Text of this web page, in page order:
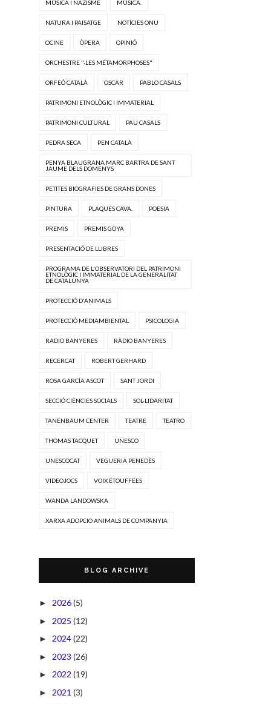
MÚSICA I NAZISME MÚSICA.
NATURA I PAISATGE NOTÍCIES ONU
OCINE ÒPERA OPINIÓ
ORCHESTRE "·LES MÉTAMORPHOSES"
ORFEÓ CATALÀ OSCAR PABLO CASALS
PATRIMONI ETNOLÒGIC I IMMATERIAL
PATRIMONI CULTURAL PAU CASALS
PEDRA SECA PEN CATALÀ
PENYA BLAUGRANA MARC BARTRA DE SANT
JAUME DELS DOMENYS
PETITES BIOGRAFIES DE GRANS DONES
PINTURA PLAQUES CAVA. POESIA
PREMIS PREMIS GOYA
PRESENTACIÓ DE LLIBRES
PROGRAMA DE L'OBSERVATORI DEL PATRIMONI
ETNOLÒGIC I IMMATERIAL DE LA GENERALITAT
DE CATALUNYA
PROTECCIÓ D'ANIMALS
PROTECCIÓ MEDIAMBIENTAL PSICOLOGIA
RADIO BANYERES RÀDIO BANYERES
RECERCAT ROBERT GERHARD
ROSA GARCÍA ASCOT SANT JORDI
SECCIÓ CIÈNCIES SOCIALS SOL·LIDARITAT
TANENBAUM CENTER TEATRE TEATRO
THOMAS TACQUET UNESCO
UNESCOCAT VEGUERIA PENEDÈS
VIDEOJOCS VOIX ÉTOUFFÉES
WANDA LANDOWSKA
XARXA ADOPCIO ANIMALS DE COMPANYIA
BLOG ARCHIVE
► 2026(5)
► 2025 (12)
► 2024(22)
► 2023 (26)
► 2022 (19)
► 2021 (3)